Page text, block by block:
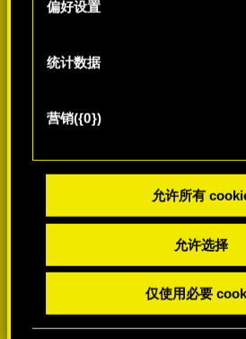
偏好设置
统计数据
营销({0})
允许所有
允许选择
仅使用必要